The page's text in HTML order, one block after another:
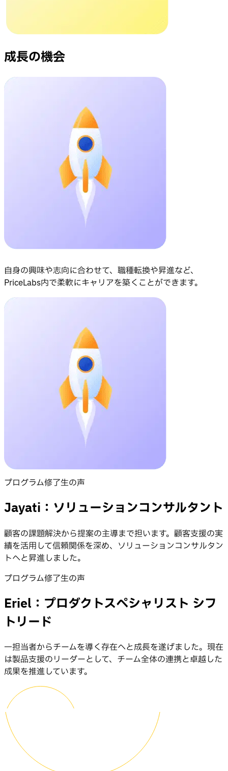
成長の機会
自身の興味や志向に合わせて、職種転換や昇進など、
PriceLabs内で柔軟にキャリアを築くことができます。
プログラム修了生の声
Jayati：ソリューションコンサルタント
顧客の課題解決から提案の主導まで担います。顧客支援の実
績を活用して信頼関係を深め、ソリューションコンサルタン
トへと昇進しました。
プログラム修了生の声
Eriel：プロダクトスペシャリスト シフ
トリード
一担当者からチームを導く存在へと成長を遂げました。現在
は製品支援のリーダーとして、チーム全体の連携と卓越した
成果を推進しています。